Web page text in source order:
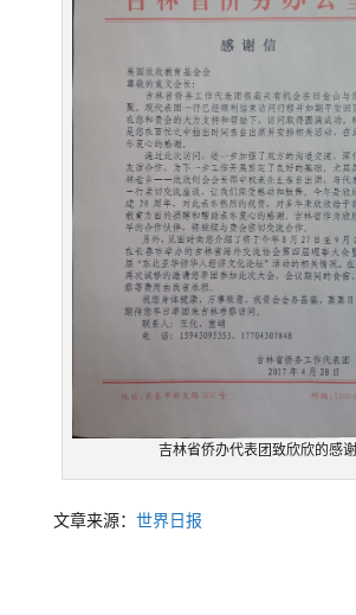
吉林省侨办代表团致欣欣的感
文章来源： 世界日报